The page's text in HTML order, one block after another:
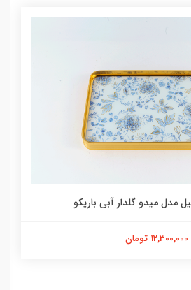
مدل میدو گلدار آبی باریکو
12,300,000 تومان